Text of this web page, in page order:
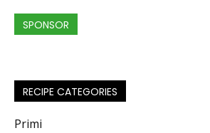
SPONSOR
RECIPE CATEGORIES
Primi